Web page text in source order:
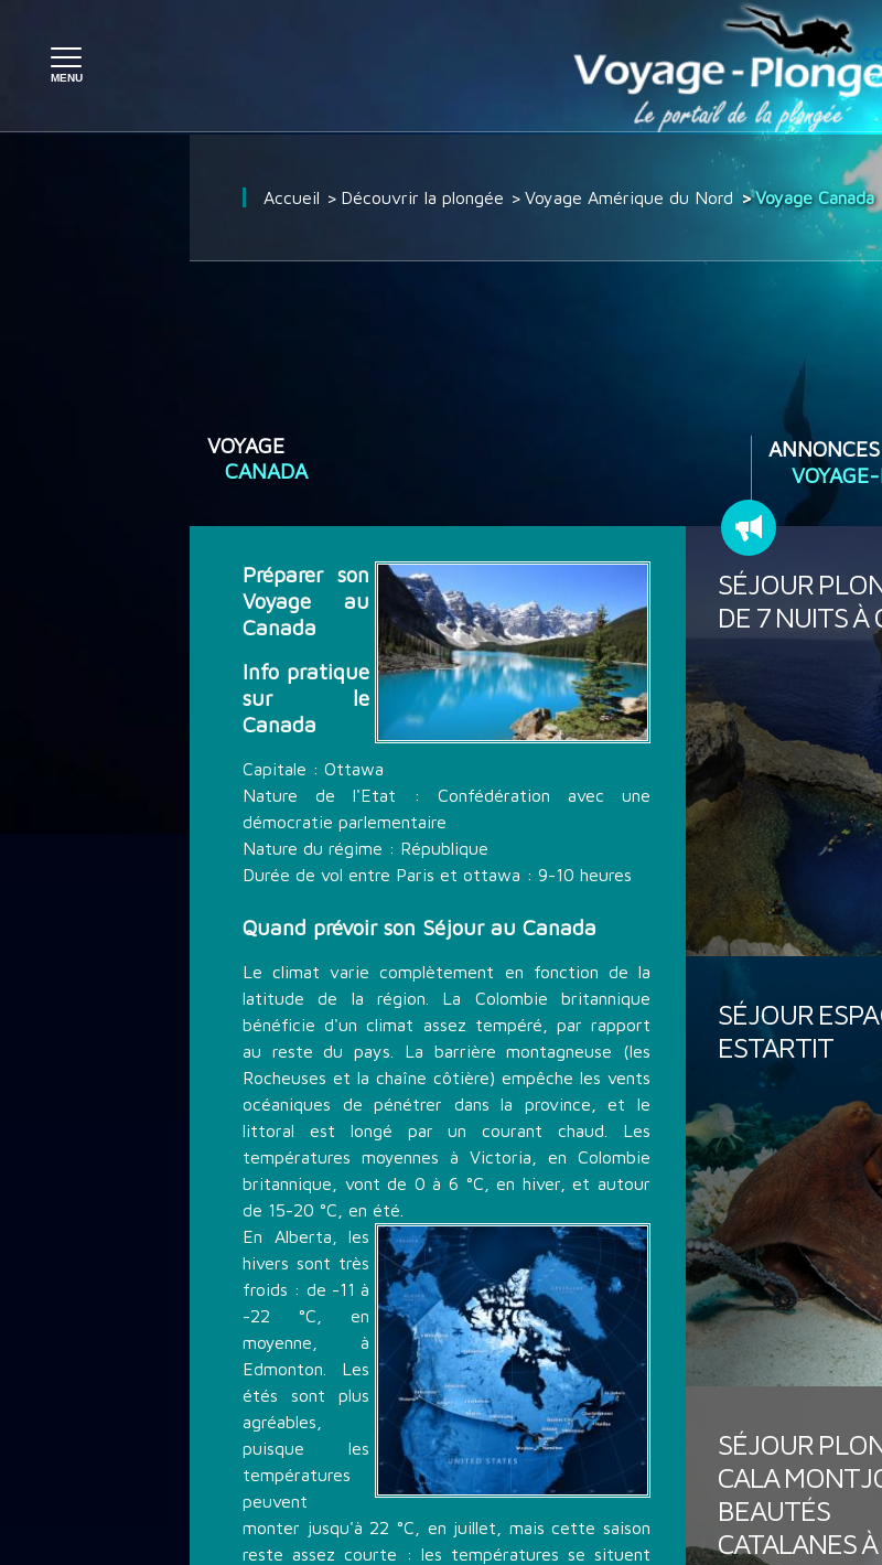
Accueil Découvrir la plongée Voyage Amérique du Nord Voyage Canada
VOYAGE
CANADA
Préparer son
Voyage au
Canada
Info pratique
sur le
Canada
Capitale : Ottawa
Nature de l'Etat : Confédération avec une
démocratie parlementaire
Nature du régime : République
Durée de vol entre Paris et ottawa : 9-10 heures
Quand prévoir son Séjour au Canada
Le climat varie complètement en fonction de la
latitude de la région. La Colombie britannique
bénéficie d'un climat assez tempéré, par rapport
au reste du pays. La barrière montagneuse (les
Rocheuses et la chaîne côtière) empêche les vents
océaniques de pénétrer dans la province, et le
littoral est longé par un courant chaud. Les
températures moyennes à Victoria, en Colombie
britannique, vont de 0 à 6 °C, en hiver, et autour
de 15-20 °C, en été.
En Alberta, les
hivers sont très
froids : de -11 à
-22 °C, en
moyenne, à
Edmonton. Les
étés sont plus
agréables,
puisque les
températures
peuvent
monter jusqu'à 22 °C, en juillet, mais cette saison
reste assez courte : les températures se situent
SÉJOUR
DE 7 NUITS À
SÉJOUR
ESTARTIT
SÉJOUR
CALA
BEAUTÉS
CATALANES